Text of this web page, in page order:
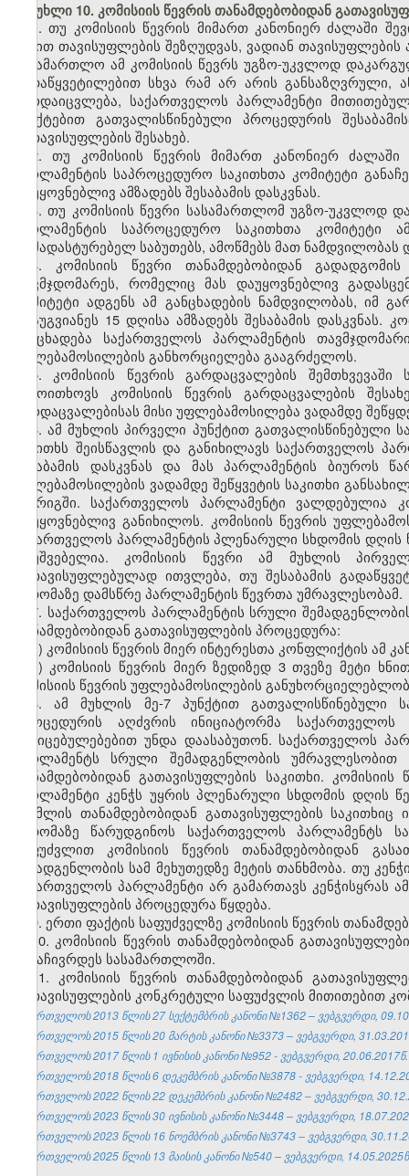
მუხლი 10. კომისიის წევრის თანამდებობიდან
1. თუ კომისიის წევრის მიმართ კანონიერ ძალაში
სახით თავისუფლების შეზღუდვას, ვადიან
სასამართლო ამ კომისიის წევრს უგზო-უკვლოდ
გადაწყვეტილებით სხვა რამ არ არის განსაზღვრული,
გარდაიცვლება, საქართველოს პარლამენტი
პუნქტებით გათვალისწინებული პროცედურის
გათავისუფლების შესახებ.
2. თუ კომისიის წევრის მიმართ კანონიერ
პარლამენტის საპროცედურო საკითხთა კომიტეტი
დაუყოვნებლივ ამზადებს შესაბამის დასკვნას.
3. თუ კომისიის წევრი სასამართლომ უგზო-უკვლოდ
პარლამენტის საპროცედურო საკითხთა
დამადასტურებელ საბუთებს, ამოწმებს მათ ნამდვილობას
4. კომისიის წევრი თანამდებობიდან
თავმჯდომარეს, რომელიც მას დაუყოვნებლივ
კომიტეტი ადგენს ამ განცხადების ნამდვილობას,
არაუგვიანეს 15 დღისა ამზადებს შესაბამის
განცხადება საქართველოს პარლამენტის
უფლებამოსილების განხორციელება გააგრძელოს.
5. კომისიის წევრის გარდაცვალების
გამოითხოვს კომისიის წევრის გარდაცვალების
გარდაცვალებისას მისი უფლებამოსილება ვადამდე
6. ამ მუხლის პირველი პუნქტით გათვალისწინებული
საკითხს შეისწავლის და განიხილავს საქართველოს
შესაბამის დასკვნას და მას პარლამენტის ბიუროს
უფლებამოსილების ვადამდე შეწყვეტის საკითხი
წესრიგში. საქართველოს პარლამენტი ვალდებულია
დაუყოვნებლივ განიხილოს. კომისიის წევრის
საქართველოს პარლამენტის პლენარული სხდომის დღის
დაუშვებელია. კომისიის წევრი ამ მუხლის
გათავისუფლებულად ითვლება, თუ შესაბამის
სხდომაზე დამსწრე პარლამენტის წევრთა უმრავლესობამ.
7. საქართველოს პარლამენტის სრული
თანამდებობიდან გათავისუფლების პროცედურა:
ა) კომისიის წევრის მიერ ინტერესთა კონფლიქტის ამ
ბ) კომისიის წევრის მიერ ზედიზედ 3 თვეზე მეტი
კომისიის წევრის უფლებამოსილების
8. ამ მუხლის მე-7 პუნქტით გათვალისწინებული
პროცედურის აღძვრის ინიციატორმა
მტკიცებულებებით უნდა დაასაბუთონ. საქართველოს
პარლამენტს სრული შემადგენლობის
თანამდებობიდან გათავისუფლების საკითხი.
პარლამენტი კენჭს უყრის პლენარული სხდომის დღის
რომლის თანამდებობიდან გათავისუფლების
სხდომაზე წარუდგინოს საქართველოს პარლამენტს
საფუძვლით კომისიის წევრის თანამდებობიდან
შემადგენლობის სამ მეხუთედზე მეტის თანხმობა. თუ
საქართველოს პარლამენტი არ გამართავს კენჭისყრას
გათავისუფლების პროცედურა წყდება.
9. ერთი ფაქტის საფუძველზე კომისიის წევრის
10. კომისიის წევრის თანამდებობიდან
გასაჩივრდეს სასამართლოში.
11. კომისიის წევრის თანამდებობიდან
გათავისუფლების კონკრეტული საფუძვლის მითითებით
საქართველოს 2013 წლის 27 სექტემბრის კანონი №1362 – ვებგვერდი,
საქართველოს 2015 წლის 20 მარტის კანონი №3373 – ვებგვერდი,
საქართველოს 2017 წლის 1 ივნისის კანონი №952 - ვებგვერდი, 20.06.2017წ.
საქართველოს 2018 წლის 6 დეკემბრის კანონი №3878 - ვებგვერდი,
საქართველოს 2022 წლის 22 დეკემბრის კანონი №2482 – ვებგვერდი,
საქართველოს 2023 წლის 30 ივნისის კანონი №3448 – ვებგვერდი,
საქართველოს 2023 წლის 16 ნოემბრის კანონი №3743 – ვებგვერდი,
საქართველოს 2025 წლის 13 მაისის კანონი №540 – ვებგვერდი,